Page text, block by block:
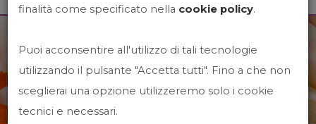
News&Events
finalità come specificato nella cookie policy.
Puoi acconsentire all'utilizzo di tali tecnologie
utilizzando il pulsante "Accetta tutti". Fino a che non
sceglierai una opzione utilizzeremo solo i cookie
tecnici e necessari.